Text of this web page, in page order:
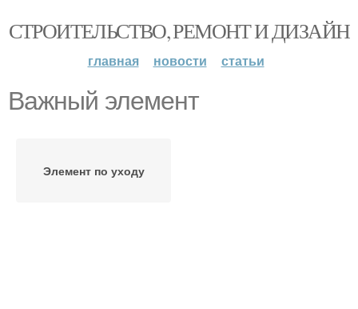
СТРОИТЕЛЬСТВО, РЕМОНТ И ДИЗАЙН
главная новости статьи
Важный элемент
Элемент по уходу